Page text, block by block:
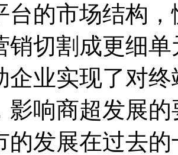
台的市场结构
销切割成更细
企业实现了对
响商超发展的
展在过去的